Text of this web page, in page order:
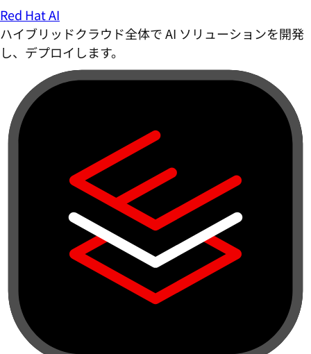
Red Hat AI
ハイブリッドクラウド全体で AI ソリューションを開発
し、デプロイします。